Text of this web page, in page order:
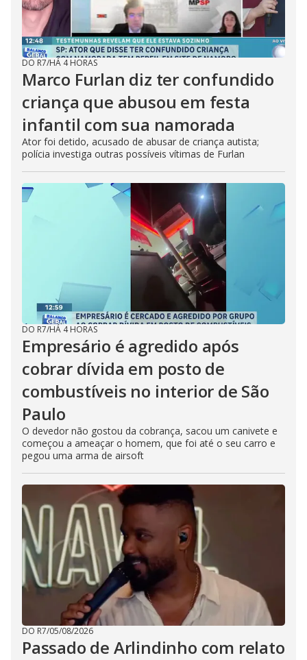
DO R7/HÁ 4 HORAS
Marco Furlan diz ter confundido
criança que abusou em festa
infantil com sua namorada
Ator foi detido, acusado de abusar de criança autista;
polícia investiga outras possíveis vítimas de Furlan
DO R7/HÁ 4 HORAS
Empresário é agredido após
cobrar dívida em posto de
combustíveis no interior de São
Paulo
O devedor não gostou da cobrança, sacou um canivete e
começou a ameaçar o homem, que foi até o seu carro e
pegou uma arma de airsoft
DO R7/05/08/2026
Passado de Arlindinho com relato